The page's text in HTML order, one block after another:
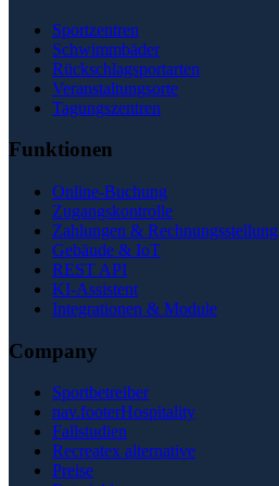
Sportzentren
Schwimmbäder
Rückschlagsportarten
Veranstaltungsorte
Tagungszentren
Funktionen
Online-Buchung
Zugangskontrolle
Zahlungen & Rechnungsstellung
Gebäude & IoT
REST API
KI-Assistent
Integrationen & Module
Company
Sportbetreiber
nav.footerHospitality
Fallstudien
Recreatex alternative
Preise